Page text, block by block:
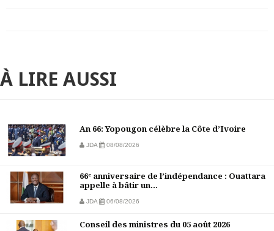
À LIRE AUSSI
An 66: Yopougon célèbre la Côte d’Ivoire
JDA 08/08/2026
66ᵉ anniversaire de l’indépendance : Ouattara
appelle à bâtir un...
JDA 06/08/2026
Conseil des ministres du 05 août 2026